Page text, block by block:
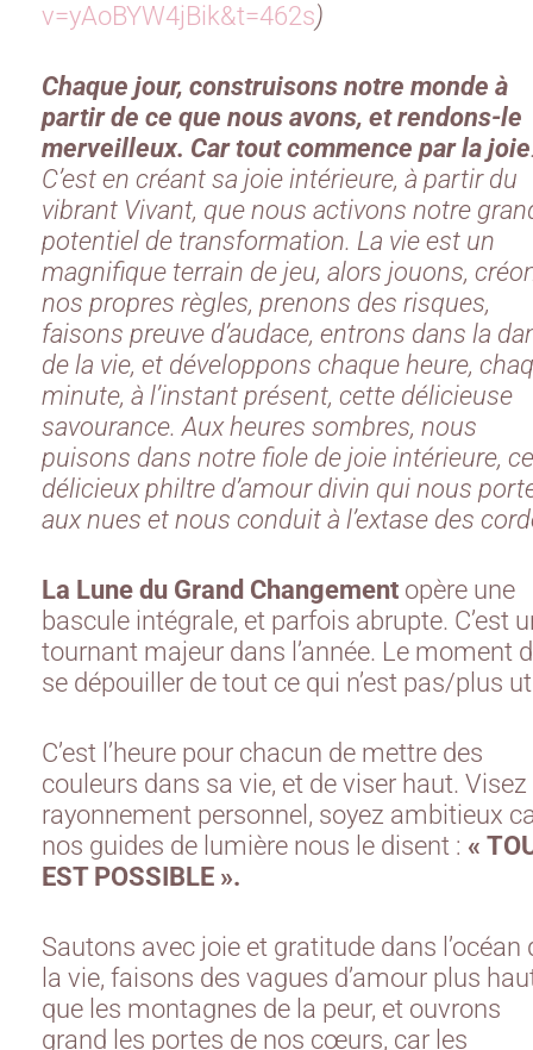
v=yAoBYW4jBik&t=462s)
Chaque jour, construisons notre monde à
partir de ce que nous avons, et rendons-le
merveilleux. Car tout commence par la joie
C’est en créant sa joie intérieure, à partir du
vibrant Vivant, que nous activons notre
potentiel de transformation. La vie est un
magnifique terrain de jeu, alors jouons,
nos propres règles, prenons des risques,
faisons preuve d’audace, entrons dans la
de la vie, et développons chaque heure,
minute, à l’instant présent, cette délicieuse
savourance. Aux heures sombres, nous
puisons dans notre fiole de joie intérieure, ce
délicieux philtre d’amour divin qui nous
aux nues et nous conduit à l’extase des
La Lune du Grand Changement opère une
bascule intégrale, et parfois abrupte. C’est
tournant majeur dans l’année. Le moment
se dépouiller de tout ce qui n’est pas/plus
C’est l’heure pour chacun de mettre des
couleurs dans sa vie, et de viser haut. Visez
rayonnement personnel, soyez ambitieux
nos guides de lumière nous le disent : «
EST POSSIBLE ».
Sautons avec joie et gratitude dans l’océan
la vie, faisons des vagues d’amour plus
que les montagnes de la peur, et ouvrons
grand les portes de nos cœurs, car les